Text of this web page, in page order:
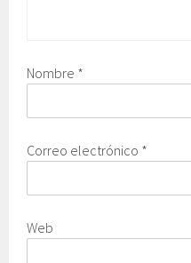
Nombre *
Correo electrónico *
Web